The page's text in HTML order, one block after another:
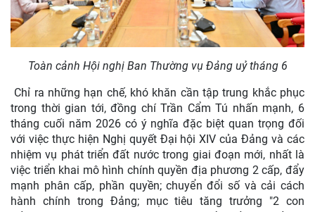
Toàn cảnh Hội nghị Ban Thường vụ Đảng uỷ tháng 6
Chỉ ra những hạn chế, khó khăn cần tập trung khắc phục
trong thời gian tới, đồng chí Trần Cẩm Tú nhấn mạnh, 6
tháng cuối năm 2026 có ý nghĩa đặc biệt quan trọng đối
với việc thực hiện Nghị quyết Đại hội XIV của Đảng và các
nhiệm vụ phát triển đất nước trong giai đoạn mới, nhất là
việc triển khai mô hình chính quyền địa phương 2 cấp, đẩy
mạnh phân cấp, phần quyền; chuyển đổi số và cải cách
hành chính trong Đảng; mục tiêu tăng trưởng "2 con